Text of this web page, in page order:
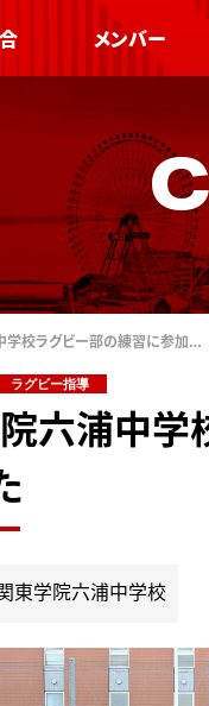
メンバー
学校ラグビー部の練習に参加…
ラグビー指導
六浦中学
東学院六浦中学校